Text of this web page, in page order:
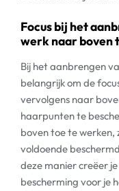
Focus bij het
werk naar boven
Bij het aanbrengen
belangrijk om de
vervolgens naar
haarpunten te
boven toe te werken,
voldoende
deze manier creëer
bescherming voor je